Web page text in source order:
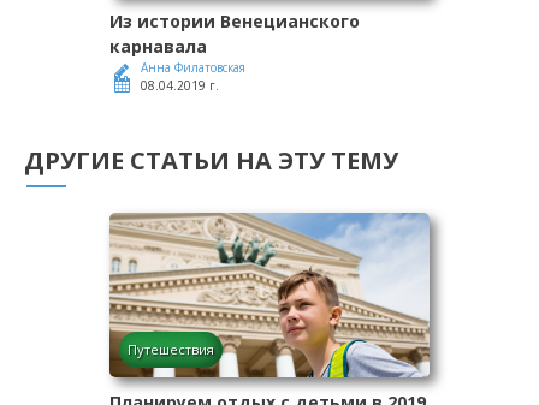
Из истории Венецианского
карнавала
Анна Филатовская
08.04.2019 г.
ДРУГИЕ СТАТЬИ НА ЭТУ ТЕМУ
Путешествия